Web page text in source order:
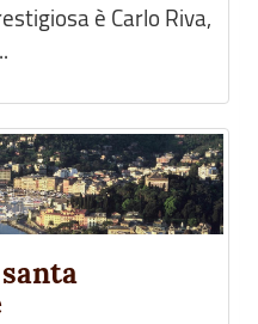
è Carlo Riva,